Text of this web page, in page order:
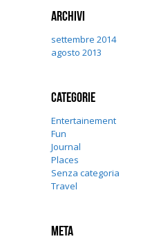
Archivi
settembre 2014
agosto 2013
Categorie
Entertainement
Fun
Journal
Places
Senza categoria
Travel
Meta